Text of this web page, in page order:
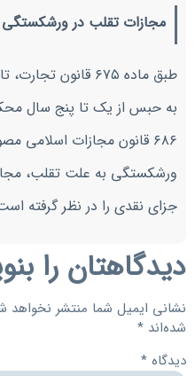
مجازات تقلب در
طبق ماده ۶۷۵
به حبس از یک تا پنج سال
ورشکستگی به علت تقلب،
جزای نقدی را در نظر گرفته
دیدگاهتان را
نشانی ایمیل شما منتشر نخواهد
شده‌اند *
دیدگاه *